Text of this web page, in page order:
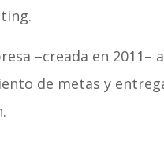
–creada en 2011–
de metas y